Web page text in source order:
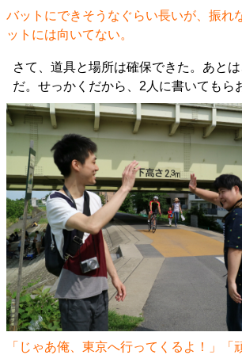
バットにできそうなぐらい長いが、振れ
ットには向いてない。
さて、道具と場所は確保できた。あと
だ。せっかくだから、2人に書いてもら
「じゃあ俺、東京へ行ってくるよ！」「